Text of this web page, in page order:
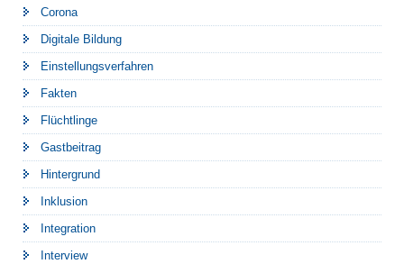
Corona
Digitale Bildung
Einstellungsverfahren
Fakten
Flüchtlinge
Gastbeitrag
Hintergrund
Inklusion
Integration
Interview